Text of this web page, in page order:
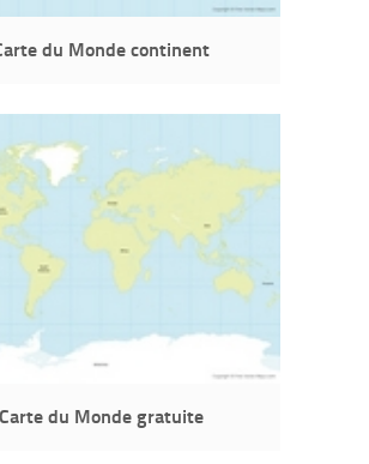
du Monde continent
Carte du Monde gratuite